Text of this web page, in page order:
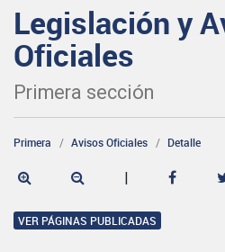
Legislación y
Oficiales
Primera sección
Primera Avisos Oficiales Detalle
|
VER PÁGINAS PUBLICADAS